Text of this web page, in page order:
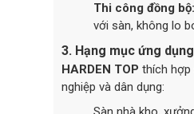
Thi công đồng bộ:
với sàn, không lo
3. Hạng mục ứng
HARDEN TOP thích
nghiệp và dân dụng: